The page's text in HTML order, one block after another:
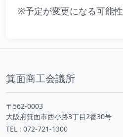
※予定が変更になる可能性
箕面商工会議所
〒562-0003
大阪府箕面市西小路3丁目2番30号
TEL : 072-721-1300